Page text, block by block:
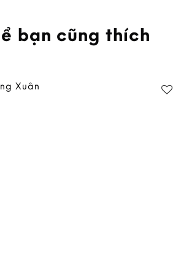
bạn cũng thích
Xuân